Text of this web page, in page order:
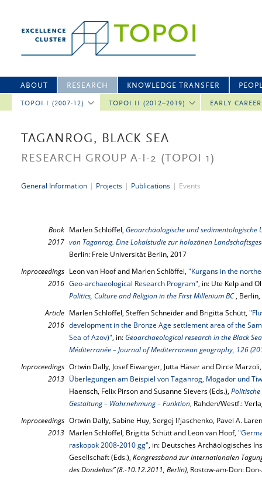
ABOUT RESEARCH
TOPOI I (2007-12) TOPOI II (2012–2019) EARLY
KNOWLEDGE TRANSFER
TAGANROG, BLACK SEA
RESEARCH GROUP A-I-2 (TOPOI 1)
General Information | Projects | Publications | Events
Book
2017
Marlen Schlöffel, Geoarchäologische und
von Taganrog. Eine Lokalstudie zur holozänen
Berlin: Freie Universität Berlin, 2017
Inproceedings
2016
Leon van Hoof and Marlen Schlöffel, "Kurgans in the
Geo-archaeological Research Program", in: Ute Kelp and
Politics, Culture and Religion in the First Millenium BC,
Article
2016
Marlen Schlöffel, Steffen Schneider and Brigitta Schütt,
development in the Bronze Age settlement area of the
Sea of Azov)", in:Geoarchaeological research in the Black
Méditerranée – Journal of Mediterranean geography, 126
Inproceedings
2013
Ortwin Dally, Josef Eiwanger, Jutta Häser and Dirce
Überlegungen am Beispiel von Taganrog, Mogador und
Haensch, Felix Pirson and Susanne Sievers (Eds.),
Gestaltung – Wahrnehmung – Funktion, Rahden/Westf.:
Inproceedings
2013
Ortwin Dally, Sabine Huy, Sergej Il‘jaschenko, Pavel A.
Marlen Schlöffel, Brigitta Schütt and Leon van Hoof,
raskopok 2008-2010 gg", in: Deutsches Archäologisches
Gesellschaft (Eds.), Kongressband zur internationalen
des Dondeltas” (8.-10.12.2011, Berlin), Rostow-am-Don: